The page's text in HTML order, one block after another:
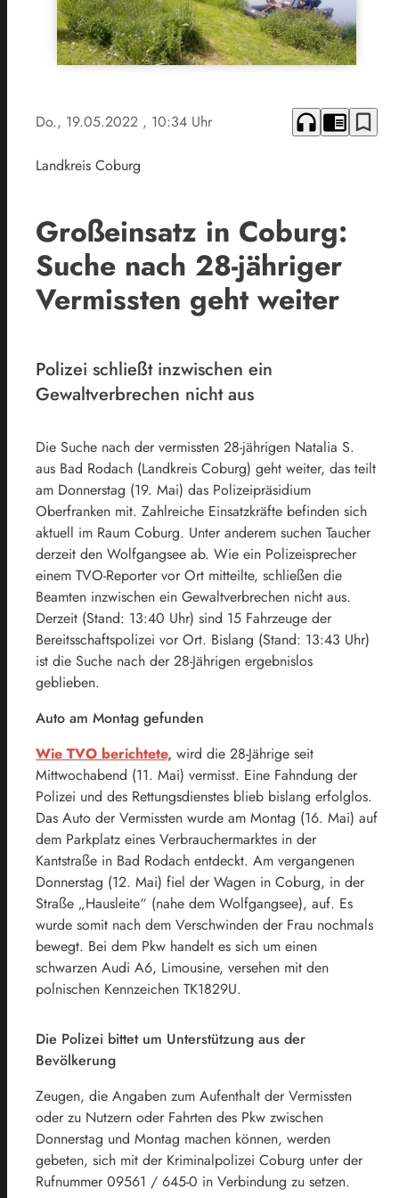
Do., 19.05.2022 , 10:34 Uhr headphones chrome_reader_mode bookmark_border
Landkreis Coburg
Großeinsatz in Coburg:
Suche nach 28-jähriger
Vermissten geht weiter
Polizei schließt inzwischen ein
Gewaltverbrechen nicht aus
Die Suche nach der vermissten 28-jährigen Natalia S.
aus Bad Rodach (Landkreis Coburg) geht weiter, das teilt
am Donnerstag (19. Mai) das Polizeipräsidium
Oberfranken mit. Zahlreiche Einsatzkräfte befinden sich
aktuell im Raum Coburg. Unter anderem suchen Taucher
derzeit den Wolfgangsee ab. Wie ein Polizeisprecher
einem TVO-Reporter vor Ort mitteilte, schließen die
Beamten inzwischen ein Gewaltverbrechen nicht aus.
Derzeit (Stand: 13:40 Uhr) sind 15 Fahrzeuge der
Bereitsschaftspolizei vor Ort. Bislang (Stand: 13:43 Uhr)
ist die Suche nach der 28-Jährigen ergebnislos
geblieben.
Auto am Montag gefunden
Wie TVO berichtete, wird die 28-Jährige seit
Mittwochabend (11. Mai) vermisst. Eine Fahndung der
Polizei und des Rettungsdienstes blieb bislang erfolglos.
Das Auto der Vermissten wurde am Montag (16. Mai) auf
dem Parkplatz eines Verbrauchermarktes in der
Kantstraße in Bad Rodach entdeckt. Am vergangenen
Donnerstag (12. Mai) fiel der Wagen in Coburg, in der
Straße „Hausleite“ (nahe dem Wolfgangsee), auf. Es
wurde somit nach dem Verschwinden der Frau nochmals
bewegt. Bei dem Pkw handelt es sich um einen
schwarzen Audi A6, Limousine, versehen mit den
polnischen Kennzeichen TK1829U.
Die Polizei bittet um Unterstützung aus der
Bevölkerung
Zeugen, die Angaben zum Aufenthalt der Vermissten
oder zu Nutzern oder Fahrten des Pkw zwischen
Donnerstag und Montag machen können, werden
gebeten, sich mit der Kriminalpolizei Coburg unter der
Rufnummer 09561 / 645-0 in Verbindung zu setzen.